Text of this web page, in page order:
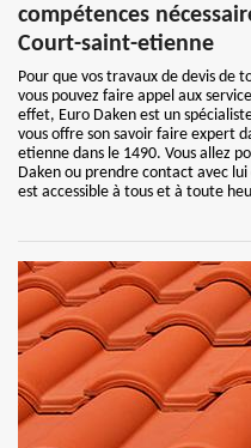
compétences
Court-saint-etienne
Pour que vos travaux de devis de
vous pouvez faire appel aux
effet, Euro Daken est un
vous offre son savoir faire expert
etienne dans le 1490. Vous allez
Daken ou prendre contact avec
est accessible à tous et à toute